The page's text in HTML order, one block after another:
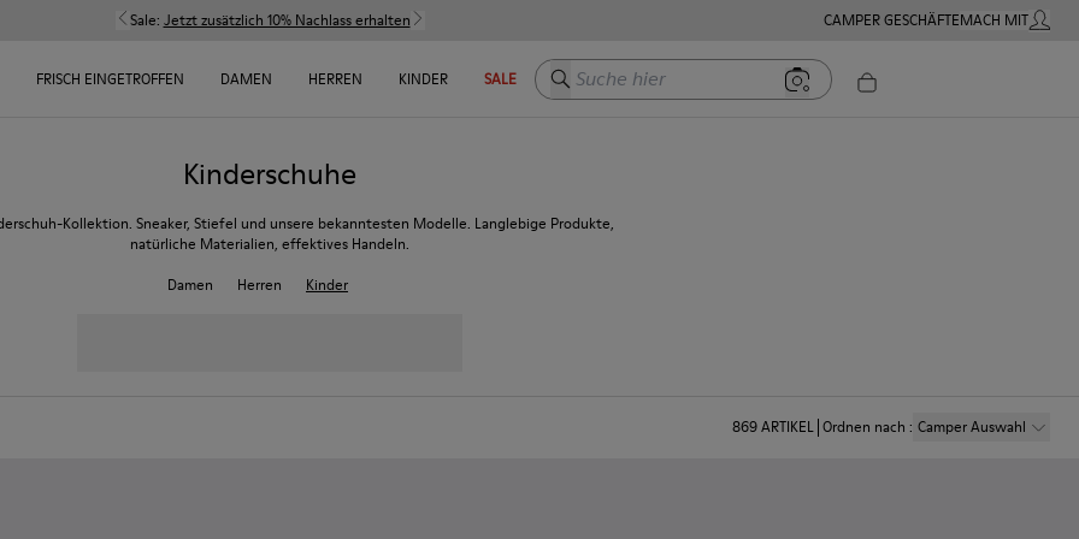
Sale: Jetzt zusätzlich 10% Nachlass erhalten CAMPER GESCHÄFTEMACH MITMEIN
FRISCH EINGETROFFEN DAMEN HERREN KINDER SALE Suche hier
Kinderschuhe
Kollektion. Sneaker, Stiefel und unsere bekanntesten Modelle. Langlebige Produkte,
natürliche Materialien, effektives Handeln.
Damen
Herren Kinder
869ARTIKEL Ordnen nach : Camper Auswahl